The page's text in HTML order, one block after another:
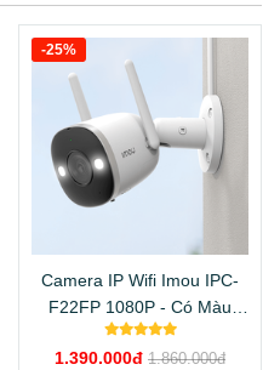
Camera IP Wifi Imou IPC-
F22FP 1080P - Có Màu
Ban Đêm
1.390.000đ 1.860.000đ
-25%